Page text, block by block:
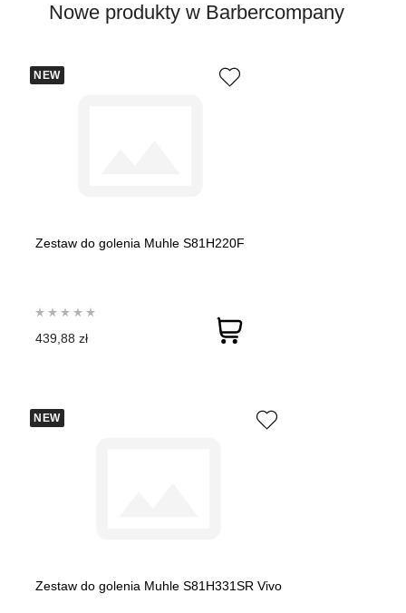
Nowe produkty w Barbercompany
NEW
Zestaw do golenia Muhle S81H220F
439,88 zł
NEW
Zestaw do golenia Muhle S81H331SR Vivo